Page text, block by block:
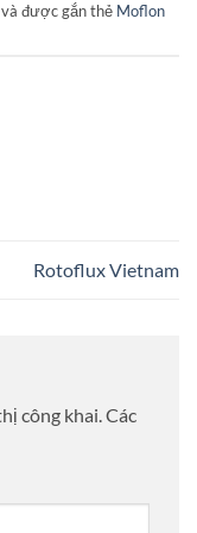
được gắn thẻ Moflon
Rotoflux Vietnam
công khai.Các